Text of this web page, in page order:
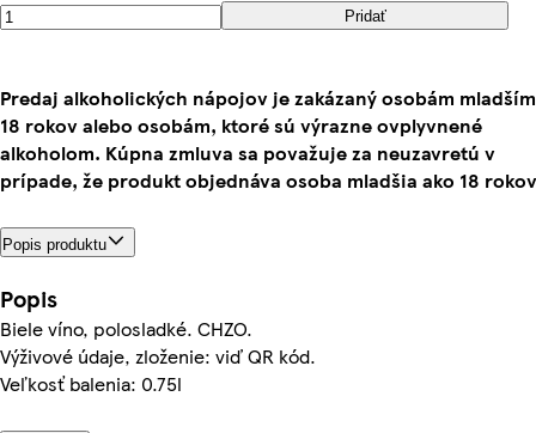
Pridať
Predaj alkoholických nápojov je zakázaný osobám
18 rokov alebo osobám, ktoré sú výrazne ovplyvnené
alkoholom. Kúpna zmluva sa považuje za neuzavretú v
prípade, že produkt objednáva osoba mladšia ako 18
Popis produktu
Popis
Biele víno, polosladké. CHZO.
Výživové údaje, zloženie: viď QR kód.
Veľkosť balenia: 0.75l